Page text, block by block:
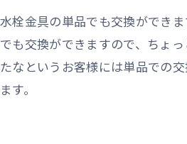
水栓金具の単品でも交換ができ
でも交換ができますので、ちょ
たなというお客様には単品での
ます。